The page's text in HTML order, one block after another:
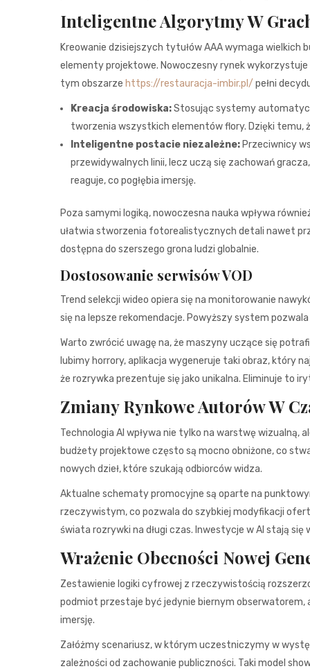
Inteligentne Algorytmy W
Kreowanie dzisiejszych tytułów AAA wymaga
elementy projektowe. Nowoczesny rynek
tym obszarze https://restauracja-imbir.pl/ pełni
Kreacja środowiska:Stosując systemy
tworzenia wszystkich elementów flory. Dzięki temu,
Inteligentne postacie niezależne: Przeciwnicy
przewidywalnych linii, lecz uczą się zachowań
reaguje, co pogłębia imersję.
Poza samymi logiką, nowoczesna nauka wpływa
ułatwia stworzenia fotorealistycznych detali nawet
dostępna do szerszego grona ludzi globalnie.
Dostosowanie serwisów VOD
Trend selekcji wideo opiera się na monitorowanie
się na lepsze rekomendacje. Powyższy system
Warto zwrócić uwagę na, że maszyny uczące się
lubimy horrory, aplikacja wygeneruje taki obraz, który
że rozrywka prezentuje się jako unikalna. Eliminuje to
Zmiany Rynkowe Autorów W
Technologia AI wpływa nie tylko na warstwę
budżety projektowe często są mocno obniżone, co
nowych dzieł, które szukają odbiorców widza.
Aktualne schematy promocyjne są oparte na
rzeczywistym, co pozwala do szybkiej modyfikacji
świata rozrywki na długi czas. Inwestycje w AI stają
Wrażenie Obecności Nowej
Zestawienie logiki cyfrowej z rzeczywistością
podmiot przestaje być jedynie biernym obserwatorem,
imersję.
Załóżmy scenariusz, w którym uczestniczymy w
zależności od zachowanie publiczności. Taki model